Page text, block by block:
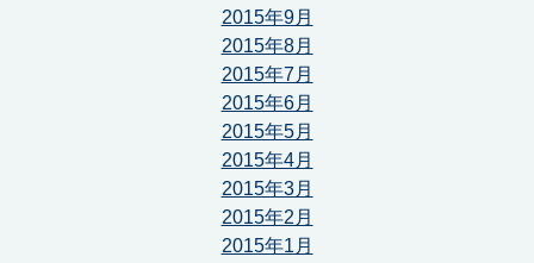
2015年9月
2015年8月
2015年7月
2015年6月
2015年5月
2015年4月
2015年3月
2015年2月
2015年1月